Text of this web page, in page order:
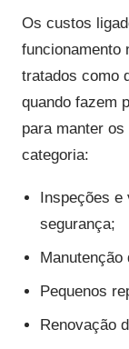
Os custos
funcionamento
tratados como
quando fazem
para manter
categoria:
Inspeções e
segurança;
Pequenos
Renovação